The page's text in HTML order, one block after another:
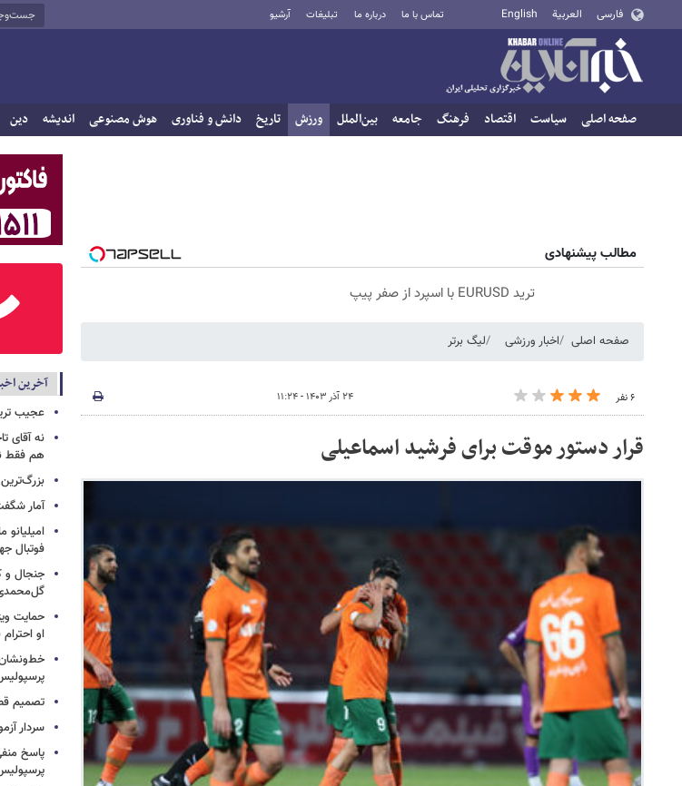
فارسی العربية English تماس با ما درباره ما تبلیغات آرشیو
صفحه اصلی سیاست اقتصاد فرهنگ جامعه بین‌الملل ورزش تاریخ دانش و فناوری هوش مصنوعی اندیشه دین
مطالب پیشنهادی
ترید EURUSD با اسپرد از صفر پیپ
صفحه اصلی اخبار ورزشی لیگ برتر
۶ نفر ۲۴ آذر ۱۴۰۳ - ۱۱:۲۴
قرار دستور موقت برای فرشید اسماعیلی
آخرین
عجیب
نه آقای
هم فقط
آمار
فوتبال
جنجال و
حمایت
او
خط‌ونشان
تصمیم
سردار
پاسخ